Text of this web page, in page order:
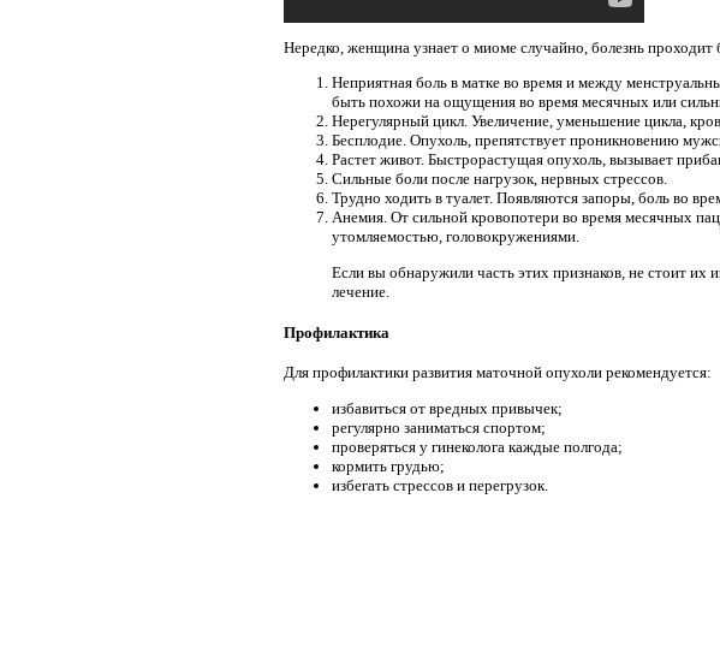
Нередко, женщина узнает о миоме случайно, болезнь
Неприятная боль в матке во время и между
быть похожи на ощущения во время месячных или
Нерегулярный цикл. Увеличение, уменьшение цикла,
Бесплодие. Опухоль, препятствует проникновению
Растет живот. Быстрорастущая опухоль, вызывает
Сильные боли после нагрузок, нервных стрессов.
Трудно ходить в туалет. Появляются запоры, боль во
Анемия. От сильной кровопотери во время месячных
утомляемостью, головокружениями.
Если вы обнаружили часть этих признаков, не стоит
лечение.
Профилактика
Для профилактики развития маточной опухоли рекомендуется:
избавиться от вредных привычек;
регулярно заниматься спортом;
проверяться у гинеколога каждые полгода;
кормить грудью;
избегать стрессов и перегрузок.